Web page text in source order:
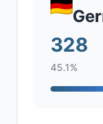
328
45.1%